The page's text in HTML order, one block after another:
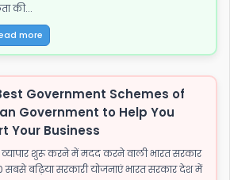
की...
more
Government Schemes of
Government to Help You
Your Business
शुरू करने में मदद करने वाली भारत सरकार
सबसे बढ़िया सरकारी योजनाएं भारत सरकार देश में